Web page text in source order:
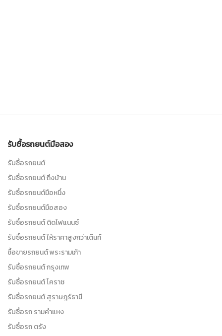
รับซื้อรถยนต์มือสอง
รับซื้อรถยนต์
รับซื้อรถยนต์ ถึงบ้าน
รับซื้อรถยนต์มือหนึ่ง
รับซื้อรถยนต์มือสอง
รับซื้อรถยนต์ ติดไฟแนนซ์
รับซื้อรถยนต์ ให้ราคาสูงกว่าเต๊นท์
ซื้อขายรถยนต์ พระรามเก้า
รับซื้อรถยนต์ กรุงเทพ
รับซื้อรถยนต์ โคราช
รับซื้อรถยนต์ สุราษฎร์ธานี
รับซื้อรถ รามคำแหง
รับซื้อรถ ตรัง